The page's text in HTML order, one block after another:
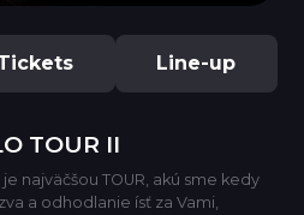
Line-up
TOUR II
je najväčšou TOUR, akú sme kedy
a odhodlanie ísť za Vami,